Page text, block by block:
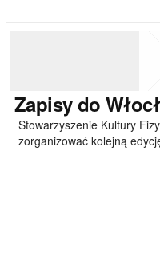
Zapisydo
Stowarzyszenie Kultury
zorganizować kolejną